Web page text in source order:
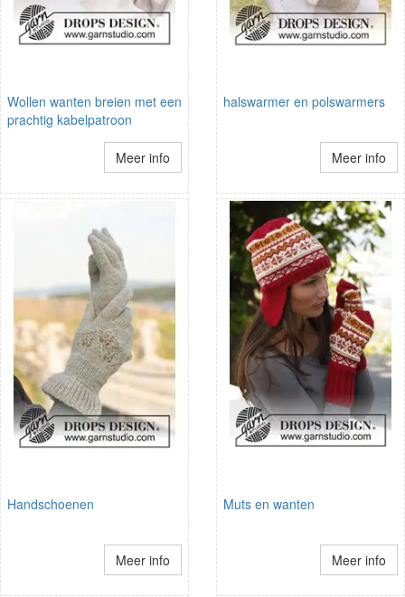
Wollen wanten breien met een
prachtig kabelpatroon
Meer info
halswarmer en polswarmers
Meer info
Handschoenen
Meer info
Muts en wanten
Meer info